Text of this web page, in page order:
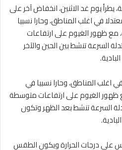
يطرأ يوم غد الاثنين، انخفاض آخر على
في اغلب المناطق، وحارا نسبيا
مع ظهور الغيوم على ارتفاعات
السرعة تنشط بين الحين والآخر
اغلب المناطق، وحارا نسبيا في
ظهور الغيوم على ارتفاعات متوسطة
السرعة تنشط بعد الظهر وتكون
على درجات الحرارة ويكون الطقس